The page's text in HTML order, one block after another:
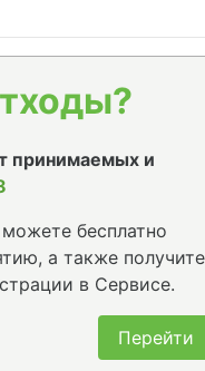
принимаемых и
бесплатно
а также получите
в Сервисе.
Перейти